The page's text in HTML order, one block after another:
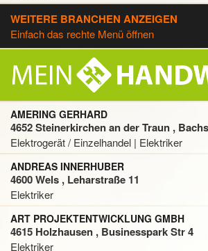
WEITERE BRANCHEN ANZEIGEN
Einfach das rechte Menü öffnen
AMERING GERHARD
4652 Steinerkirchen an der Traun ,
Elektrogerät / Einzelhandel | Elektriker
ANDREAS INNERHUBER
4600 Wels , Leharstraße 11
Elektriker
ART PROJEKTENTWICKLUNG GMBH
4615 Holzhausen , Businesspark Str 4
Elektriker